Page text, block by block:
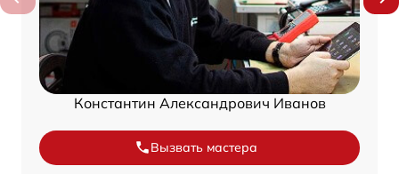
Константин Александрович Иванов
Вызвать мастера